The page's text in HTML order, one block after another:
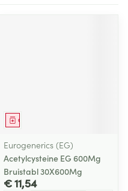
Geneesmiddel
Eurogenerics (EG)
Acetylcysteine EG 600Mg
Bruistabl 30X600Mg
€ 11,54